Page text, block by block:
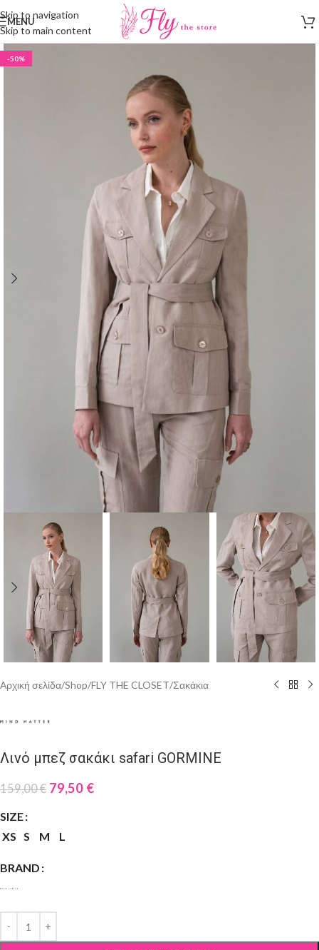
Skip to navigation
Skip to main content
MENU
-50%
Αρχική σελίδα/Shop/FLY THE CLOSET/Σακάκια
Λινό μπεζ σακάκι safari GORMINE
159,00€ 79,50 €
SIZE
XS S M L
BRAND